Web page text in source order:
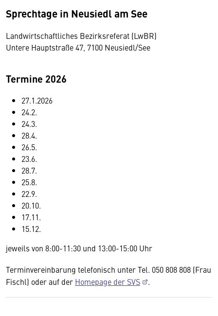
Sprechtage in Neusiedl am See
Landwirtschaftliches Bezirksreferat (LwBR)
Untere Hauptstraße 47, 7100 Neusiedl/See
Termine 2026
27.1.2026
24.2.
24.3.
28.4.
26.5.
23.6.
28.7.
25.8.
22.9.
20.10.
17.11.
15.12.
jeweils von 8:00-11:30 und 13:00-15:00 Uhr
Terminvereinbarung telefonisch unter Tel. 050 808 808 (Frau
Fischl) oder auf der Homepage der SVS .